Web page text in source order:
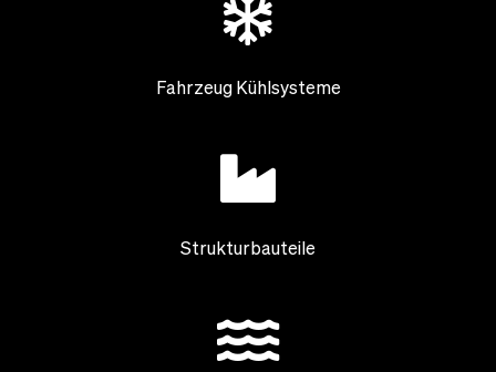
Fahrzeug Kühlsysteme
Strukturbauteile